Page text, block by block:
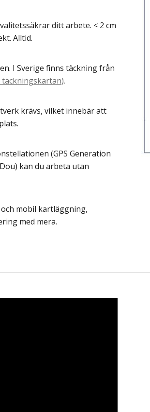
ditt arbete. < 2 cm
Alltid.
I Sverige finns täckning från
täckningskartan).
krävs, vilket innebär att
(GPS Generation
kan du arbeta utan
mobil kartläggning,
med mera.